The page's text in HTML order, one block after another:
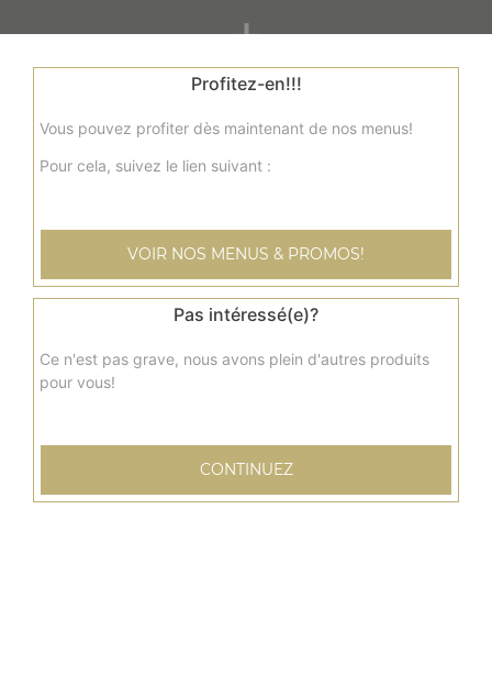
+
Nos Panuzzo
panuzzo jambon, panuzzo poulet, panuzzo kebab, ...
+
Profitez-en!!!
Vous pouvez profiter dès maintenant de nos menus!
Pour cela, suivez le lien suivant :
VOIR NOS MENUS & PROMOS!
Pas intéressé(e)?
Ce n'est pas grave, nous avons plein d'autres produits
pour vous!
CONTINUEZ